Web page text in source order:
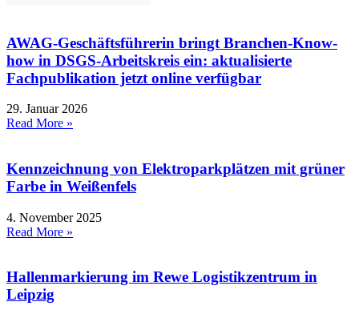
AWAG-Geschäftsführerin bringt Branchen-Know-
how in DSGS-Arbeitskreis ein: aktualisierte
Fachpublikation jetzt online verfügbar
29. Januar 2026
Read More »
Kennzeichnung von Elektroparkplätzen mit grüner
Farbe in Weißenfels
4. November 2025
Read More »
Hallenmarkierung im Rewe Logistikzentrum in
Leipzig